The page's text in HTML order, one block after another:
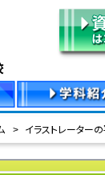
イラストレーター